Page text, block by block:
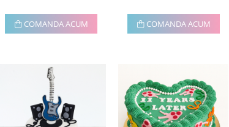
COMANDA ACUM COMANDA ACUM